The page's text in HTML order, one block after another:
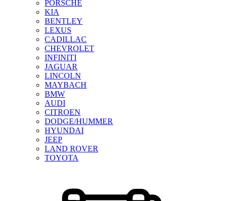
PORSCHE
KIA
BENTLEY
LEXUS
CADILLAC
CHEVROLET
INFINITI
JAGUAR
LINCOLN
MAYBACH
BMW
AUDI
CITROEN
DODGE/HUMMER
HYUNDAI
JEEP
LAND ROVER
TOYOTA